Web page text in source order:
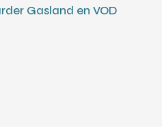
Gasland en VOD